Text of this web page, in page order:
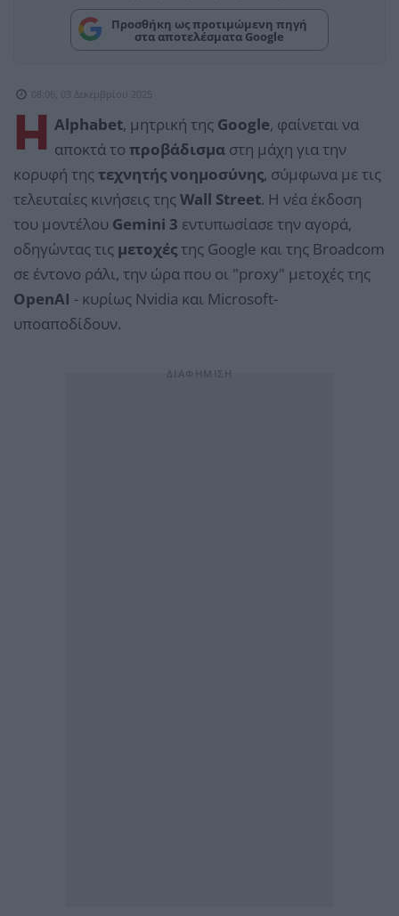
Προσθήκη ως προτιμώμενη πηγή
στα αποτελέσματα Google
08:06, 03 Δεκεμβρίου 2025
Η Alphabet, μητρική της Google, φαίνεται να
αποκτά το προβάδισμα στη μάχη για την
κορυφή της τεχνητής νοημοσύνης, σύμφωνα με τις
τελευταίες κινήσεις της Wall Street. Η νέα έκδοση
του μοντέλου Gemini 3 εντυπωσίασε την αγορά,
οδηγώντας τις μετοχέςτης Google και της Broadcom
σε έντονο ράλι, την ώρα που οι "proxy" μετοχές της
OpenAI - κυρίως Nvidia και Microsoft-
υποαποδίδουν.